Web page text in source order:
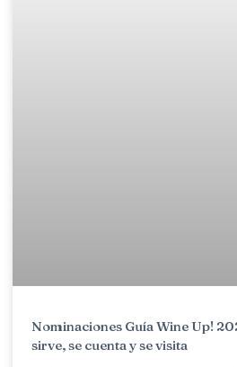
Nominaciones Guía Wine Up!
sirve, se cuenta y se visita